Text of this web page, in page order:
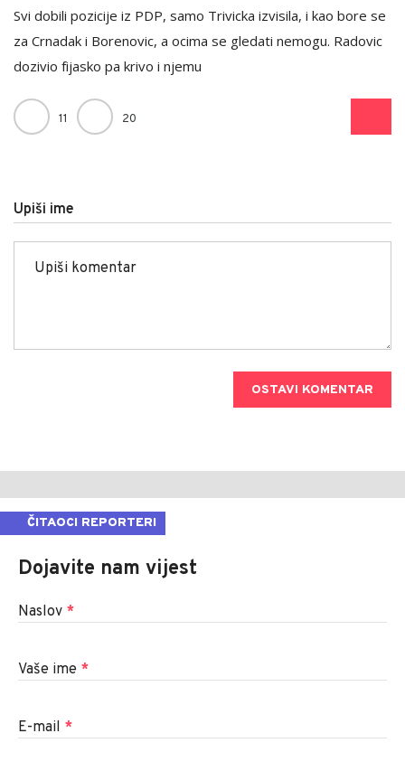
Svi dobili pozicije iz PDP, samo Trivicka izvisila, i kao bore se
za Crnadak i Borenovic, a ocima se gledati nemogu. Radovic
dozivio fijasko pa krivo i njemu
11 20
Upiši ime
OSTAVI KOMENTAR
ČITAOCI REPORTERI
Dojavite nam vijest
Naslov *
Vaše ime *
E-mail *